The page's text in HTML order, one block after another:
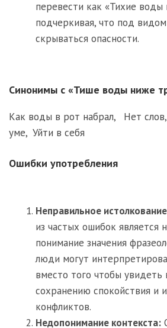
перевести как «Тихие воды
подчеркивая, что под
скрываться опасности.
Синонимы с «Тише воды ниже
Как воды в рот набрал, Нет слов
уме, Уйти в себя
Ошибки употребления
Неправильное
из частых ошибок является
понимание значения
люди могут
вместо того чтобы
сохранению спокойствия и
конфликтов.
Недопонимание контекста: